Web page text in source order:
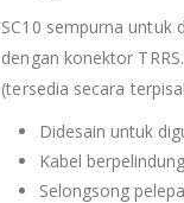
SC10 sempurna untuk
dengan konektor
(tersedia secara
Didesain untuk
Kabel
Selongsong